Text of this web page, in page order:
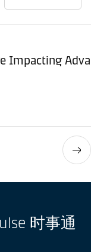
Impacting
时事通